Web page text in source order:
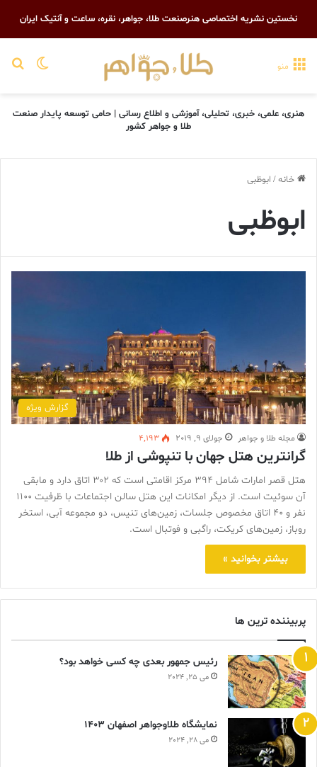
نخستین نشریه اختصاصی هنرصنعت طلا، جواهر، نقره، ساعت و آنتیک ایران
تغییر منو
هنری، علمی، خبری، تحلیلی، آموزشی و اطلاع رسانی | حامی توسعه پایدار صنعت
طلا و جواهر کشور
خانه/ ابوظبی
ابوظبی
گزارش ویژه
مجله طلا و جواهر جولای 9, 2019 4,193
گرانترين هتل جهان با تنپوشی از طلا
هتل قصر امارات شامل ۳۹۴ مرکز اقامتی است که ۳۰۲ اتاق دارد و مابقی
آن سوئيت است. از ديگر امکانات اين هتل سالن اجتماعات با ظرفيت ۱۱۰۰
نفر و ۴۰ اتاق مخصوص جلسات، زمين‌های تنيس، دو مجموعه آبی، استخر
روباز، زمين‌های کريکت، راگبی و فوتبال است.
بیشتر بخوانید »
پربیننده ترین ها
رئیس جمهور بعدی چه کسی خواهد بود؟
می 25, 2024
نمایشگاه طلاوجواهر اصفهان 1403
می 28, 2024